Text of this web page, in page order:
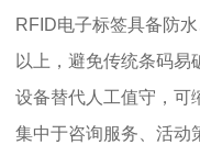
RFID电子标签具备防
以上，避免传统条码
设备替代人工值守，可
集中于咨询服务、活动